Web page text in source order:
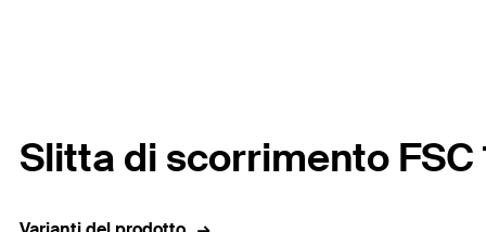
Slitta di scorrimento FSC